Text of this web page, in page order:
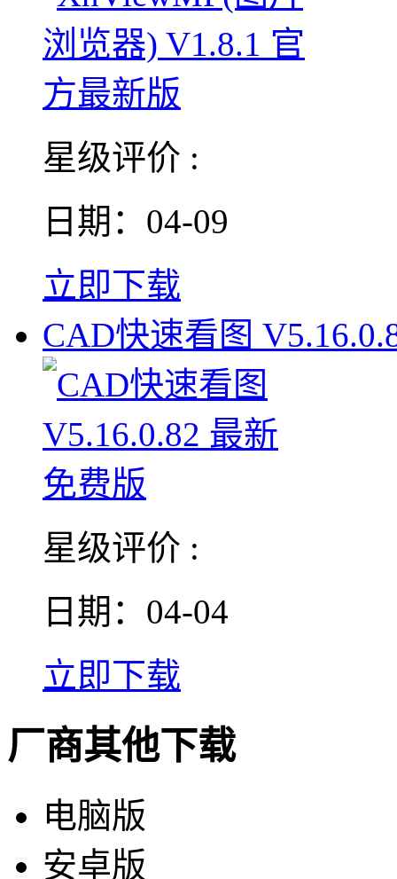
星级评价 :
日期：04-09
立即下载
CAD快速看图
星级评价 :
日期：04-04
立即下载
厂商其他下载
电脑版
安卓版